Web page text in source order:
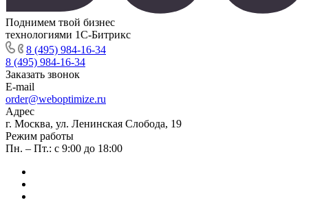
Поднимем твой бизнес
технологиями 1С-Битрикс
8 (495) 984-16-34
8 (495) 984-16-34
Заказать звонок
E-mail
order@weboptimize.ru
Адрес
г. Москва, ул. Ленинская Слобода, 19
Режим работы
Пн. – Пт.: с 9:00 до 18:00